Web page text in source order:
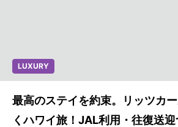
LUXURY
最高のステイを約束。リッツカ
くハワイ旅！JAL利用・往復送迎